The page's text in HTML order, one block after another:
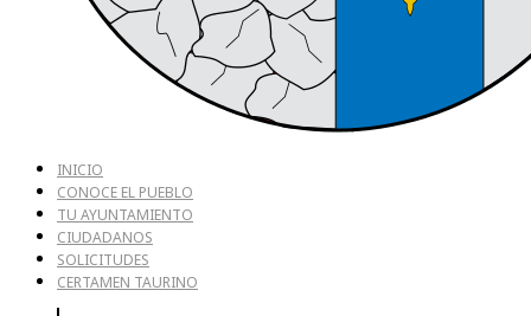
INICIO
CONOCE EL PUEBLO
TU AYUNTAMIENTO
CIUDADANOS
SOLICITUDES
CERTAMEN TAURINO